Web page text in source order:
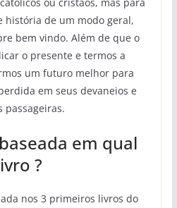
história de um modo geral,
bem vindo. Além de que o
o presente e termos a
um futuro melhor para
em seus devaneios e
passageiras.
em qual
?
nos 3 primeiros livros do